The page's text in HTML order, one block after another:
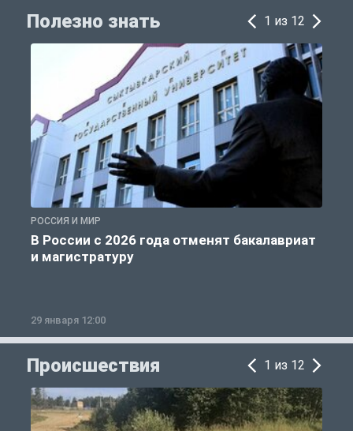
Полезно знать 1 из 12
РОССИЯ И МИР
В России с 2026 года отменят бакалавриат
и магистратуру
29 января 12:00
Происшествия 1 из 12